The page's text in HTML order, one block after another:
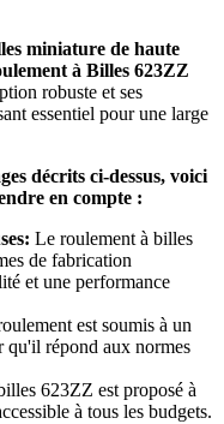
miniature de haute
à Billes 623ZZ
robuste et ses
essentiel pour une large
décrits ci-dessus, voici
en compte :
Le roulement à billes
de fabrication
et une performance
est soumis à un
qu'il répond aux normes
623ZZ est proposé à
à tous les budgets.